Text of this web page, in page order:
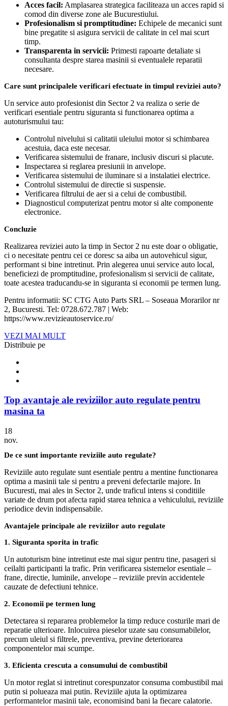
Acces facil: Amplasarea strategica faciliteaza un acces rapid si
comod din diverse zone ale Bucurestiului.
Profesionalism si promptitudine: Echipele de mecanici sunt
bine pregatite si asigura servicii de calitate in cel mai scurt
timp.
Transparenta in servicii: Primesti rapoarte detaliate si
consultanta despre starea masinii si eventualele reparatii
necesare.
Care sunt principalele verificari efectuate in timpul reviziei auto?
Un service auto profesionist din Sector 2 va realiza o serie de
verificari esentiale pentru siguranta si functionarea optima a
autoturismului tau:
Controlul nivelului si calitatii uleiului motor si schimbarea
acestuia, daca este necesar.
Verificarea sistemului de franare, inclusiv discuri si placute.
Inspectarea si reglarea presiunii in anvelope.
Verificarea sistemului de iluminare si a instalatiei electrice.
Controlul sistemului de directie si suspensie.
Verificarea filtrului de aer si a celui de combustibil.
Diagnosticul computerizat pentru motor si alte componente
electronice.
Concluzie
Realizarea reviziei auto la timp in Sector 2 nu este doar o obligatie,
ci o necesitate pentru cei ce doresc sa aiba un autovehicul sigur,
performant si bine intretinut. Prin alegerea unui service auto local,
beneficiezi de promptitudine, profesionalism si servicii de calitate,
toate acestea traducandu-se in siguranta si economii pe termen lung.
Pentru informatii: SC CTG Auto Parts SRL – Soseaua Morarilor nr
2, Bucuresti. Tel: 0728.672.787 | Web:
https://www.revizieautoservice.ro/
VEZI MAI MULT
Distribuie pe
Top avantaje ale reviziilor auto regulate pentru
masina ta
18
nov.
De ce sunt importante reviziile auto regulate?
Reviziile auto regulate sunt esentiale pentru a mentine functionarea
optima a masinii tale si pentru a preveni defectarile majore. In
Bucuresti, mai ales in Sector 2, unde traficul intens si conditiile
variate de drum pot afecta rapid starea tehnica a vehiculului, reviziile
periodice devin indispensabile.
Avantajele principale ale reviziilor auto regulate
1. Siguranta sporita in trafic
Un autoturism bine intretinut este mai sigur pentru tine, pasageri si
ceilalti participanti la trafic. Prin verificarea sistemelor esentiale –
frane, directie, luminile, anvelope – reviziile previn accidentele
cauzate de defectiuni tehnice.
2. Economii pe termen lung
Detectarea si repararea problemelor la timp reduce costurile mari de
reparatie ulterioare. Inlocuirea pieselor uzate sau consumabilelor,
precum uleiul si filtrele, preventiva, previne deteriorarea
componentelor mai scumpe.
3. Eficienta crescuta a consumului de combustibil
Un motor reglat si intretinut corespunzator consuma combustibil mai
putin si polueaza mai putin. Reviziile ajuta la optimizarea
performantelor masinii tale, economisind bani la fiecare calatorie.